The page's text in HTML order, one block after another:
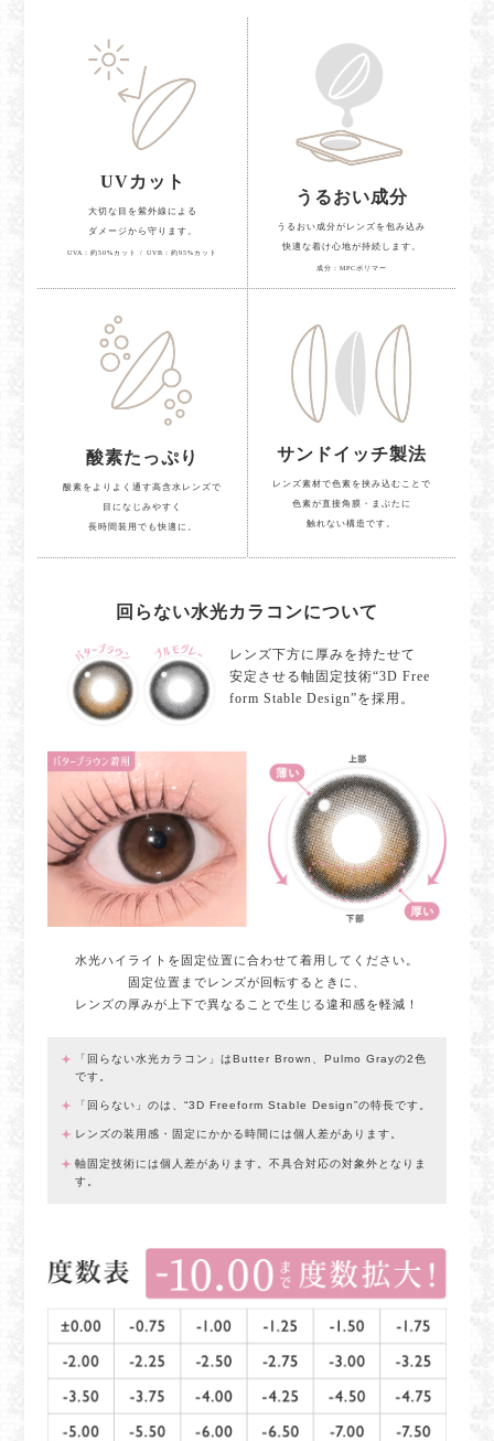
UVカット
大切な目を紫外線による
ダメージから守ります。
UVA：約50%カット / UVB：約95%カット
うるおい成分
うるおい成分がレンズを包み込み
快適な着け心地が持続します。
成分：MPCポリマー
酸素たっぷり
酸素をよりよく通す高含水レンズで
目になじみやすく
長時間装用でも快適に。
サンドイッチ製法
レンズ素材で色素を挟み込むことで
色素が直接角膜・まぶたに
触れない構造です。
回らない水光カラコンについて
レンズ下方に厚みを持たせて
安定させる軸固定技術“3D Free
form Stable Design”を採用。
水光ハイライトを固定位置に合わせて着用してください。
固定位置までレンズが回転するときに、
レンズの厚みが上下で異なることで生じる違和感を軽減！
「回らない水光カラコン」はButter Brown、Pulmo Grayの2色
です。
「回らない」のは、“3D Freeform Stable Design”の特長です。
レンズの装用感・固定にかかる時間には個人差があります。
軸固定技術には個人差があります。不具合対応の対象外となりま
す。